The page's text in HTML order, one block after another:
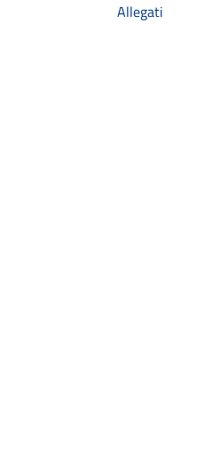
Allegati